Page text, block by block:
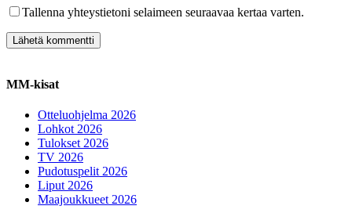
Tallenna yhteystietoni selaimeen seuraavaa kertaa varten.
MM-kisat
Otteluohjelma 2026
Lohkot 2026
Tulokset 2026
TV 2026
Pudotuspelit 2026
Liput 2026
Maajoukkueet 2026